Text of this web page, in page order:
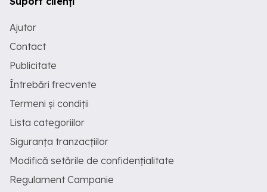
Ajutor
Contact
Publicitate
Întrebări frecvente
Termeni și condiții
Lista categoriilor
Siguranța tranzacțiilor
Modifică setările de confidențialitate
Regulament Campanie